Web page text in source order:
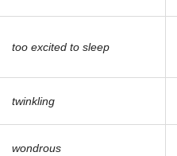
too excited to sleep
twinkling
wondrous